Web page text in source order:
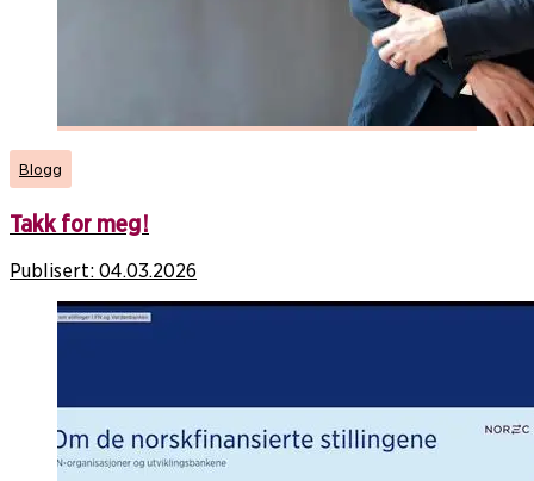
Blogg
Takk for meg!
Publisert: 04.03.2026